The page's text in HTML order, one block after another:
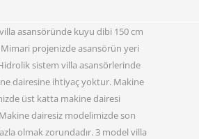
asansöründe kuyu dibi 150 cm
projenizde asansörün yeri
sistem villa asansörlerinde
dairesine ihtiyaç yoktur. Makine
üst katta makine dairesi
dairesiz modelimizde son
olmak zorundadır. 3 model villa